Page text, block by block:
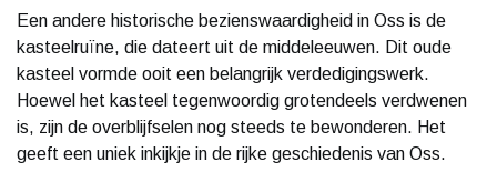
Een andere historische bezienswaardigheid in Oss is de
kasteelruïne, die dateert uit de middeleeuwen. Dit oude
kasteel vormde ooit een belangrijk verdedigingswerk.
Hoewel het kasteel tegenwoordig grotendeels verdwenen
is, zijn de overblijfselen nog steeds te bewonderen. Het
geeft een uniek inkijkje in de rijke geschiedenis van Oss.